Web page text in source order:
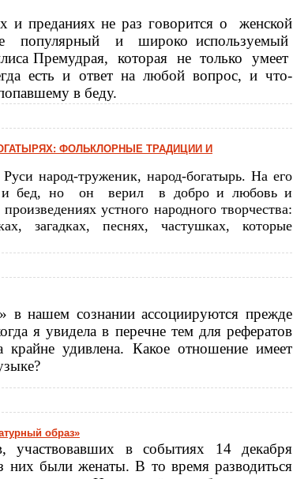
и преданиях не раз говорится о
женской
популярный и
широко используемый
Премудрая,
которая не только
умеет
есть и ответ на любой вопрос, и что-
в беду.
ФОЛЬКЛОРНЫЕ ТРАДИЦИИ И
Руси народ-труженик, народ-богатырь. На его
бед, но
он верил
в добро и любовь и
устного народного творчества:
загадках, песнях, частушках, которые
в нашем сознании ассоциируются прежде
я увидела в перечне тем для рефератов
удивлена. Какое отношение имеет
образ»
участвовавших в событиях 14 декабря
них были женаты. В то время разводиться